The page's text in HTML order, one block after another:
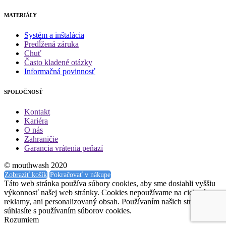
MATERIÁLY
Systém a inštalácia
Predĺžená záruka
Chuť
Často kladené otázky
Informačná povinnosť
SPOLOČNOSŤ
Kontakt
Kariéra
O nás
Zahraničie
Garancia vrátenia peňazí
© mouthwash 2020
Zobraziť košík Pokračovať v nákupe
Táto web stránka používa súbory cookies, aby sme dosiahli vyššiu
výkonnosť našej web stránky. Cookies nepoužívame na cielené
reklamy, ani personalizovaný obsah. Používaním našich stránok
súhlasíte s používaním súborov cookies.
Rozumiem